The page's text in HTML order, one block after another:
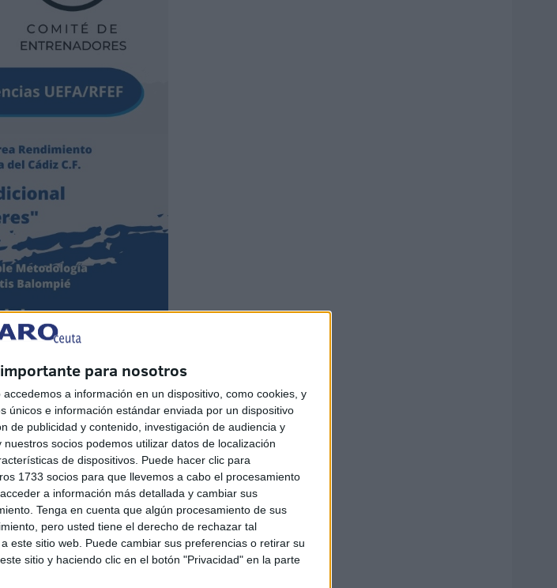
para nosotros
a información en un dispositivo, como cookies, y
únicos e información estándar enviada por un dispositivo
de publicidad y contenido, investigación de audiencia y
socios podemos utilizar datos de localización
de dispositivos. Puede hacer clic para
1733 socios para que llevemos a cabo el procesamiento
a información más detallada y cambiar sus
Tenga en cuenta que algún procesamiento de sus
pero usted tiene el derecho de rechazar tal
este sitio web. Puede cambiar sus preferencias o retirar su
sitio y haciendo clic en el botón "Privacidad" en la parte